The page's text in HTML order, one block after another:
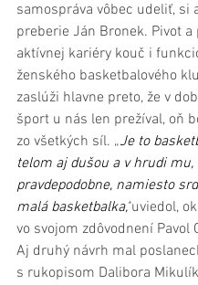
samospráva vôbec udeliť, si
preberie Ján Bronek. Pivot a
aktívnej kariéry kouč i
ženského basketbalového
zaslúži hlavne preto, že v
šport u nás len prežíval, oň
zo všetkých síl. „Je to
telom aj dušou a v hrudi mu,
pravdepodobne, namiesto
malá basketbalka,“uviedol,
vo svojom zdôvodnení Pavol
Aj druhý návrh mal
s rukopisom Dalibora